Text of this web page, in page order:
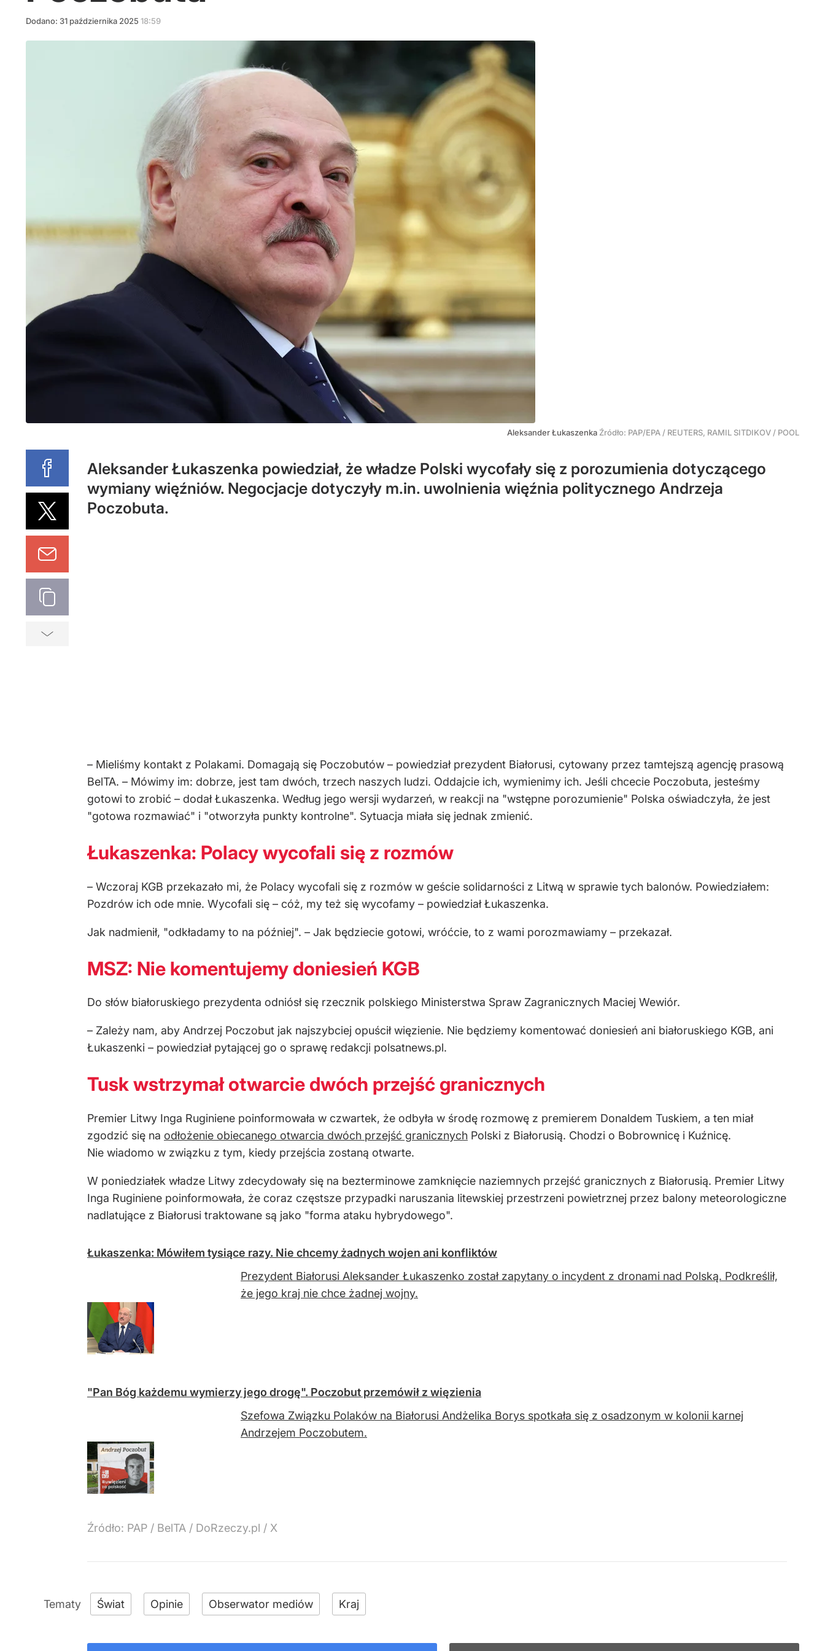
Dodano: 31 października 2025 18:59
Aleksander Łukaszenka Źródło: PAP/EPA / REUTERS, RAMIL SITDIKOV / POOL
Aleksander Łukaszenka powiedział, że władze Polski wycofały się z porozumienia dotyczącego
wymiany więźniów. Negocjacje dotyczyły m.in. uwolnienia więźnia politycznego Andrzeja
Poczobuta.
– Mieliśmy kontakt z Polakami. Domagają się Poczobutów – powiedział prezydent Białorusi, cytowany przez tamtejszą agencję prasową
BelTA. – Mówimy im: dobrze, jest tam dwóch, trzech naszych ludzi. Oddajcie ich, wymienimy ich. Jeśli chcecie Poczobuta, jesteśmy
gotowi to zrobić – dodał Łukaszenka. Według jego wersji wydarzeń, w reakcji na "wstępne porozumienie" Polska oświadczyła, że jest
"gotowa rozmawiać" i "otworzyła punkty kontrolne". Sytuacja miała się jednak zmienić.
Łukaszenka: Polacy wycofali się z rozmów
– Wczoraj KGB przekazało mi, że Polacy wycofali się z rozmów w geście solidarności z Litwą w sprawie tych balonów. Powiedziałem:
Pozdrów ich ode mnie. Wycofali się – cóż, my też się wycofamy – powiedział Łukaszenka.
Jak nadmienił, "odkładamy to na później". – Jak będziecie gotowi, wróćcie, to z wami porozmawiamy – przekazał.
MSZ: Nie komentujemy doniesień KGB
Do słów białoruskiego prezydenta odniósł się rzecznik polskiego Ministerstwa Spraw Zagranicznych Maciej Wewiór.
– Zależy nam, aby Andrzej Poczobut jak najszybciej opuścił więzienie. Nie będziemy komentować doniesień ani białoruskiego KGB, ani
Łukaszenki – powiedział pytającej go o sprawę redakcji polsatnews.pl.
Tusk wstrzymał otwarcie dwóch przejść granicznych
Premier Litwy Inga Ruginiene poinformowała w czwartek, że odbyła w środę rozmowę z premierem Donaldem Tuskiem, a ten miał
zgodzić się na odłożenie obiecanego otwarcia dwóch przejść granicznych Polski z Białorusią. Chodzi o Bobrownicę i Kuźnicę.
Nie wiadomo w związku z tym, kiedy przejścia zostaną otwarte.
W poniedziałek władze Litwy zdecydowały się na bezterminowe zamknięcie naziemnych przejść granicznych z Białorusią. Premier Litwy
Inga Ruginiene poinformowała, że coraz częstsze przypadki naruszania litewskiej przestrzeni powietrznej przez balony meteorologiczne
nadlatujące z Białorusi traktowane są jako "forma ataku hybrydowego".
Łukaszenka: Mówiłem tysiące razy. Nie chcemy żadnych wojen ani konfliktów
Prezydent Białorusi Aleksander Łukaszenko został zapytany o incydent z dronami nad Polską. Podkreślił,
że jego kraj nie chce żadnej wojny.
"Pan Bóg każdemu wymierzy jego drogę". Poczobut przemówił z więzienia
Szefowa Związku Polaków na Białorusi Andżelika Borys spotkała się z osadzonym w kolonii karnej
Andrzejem Poczobutem.
Źródło: PAP / BelTA / DoRzeczy.pl / X
Świat Opinie Obserwator mediów Kraj